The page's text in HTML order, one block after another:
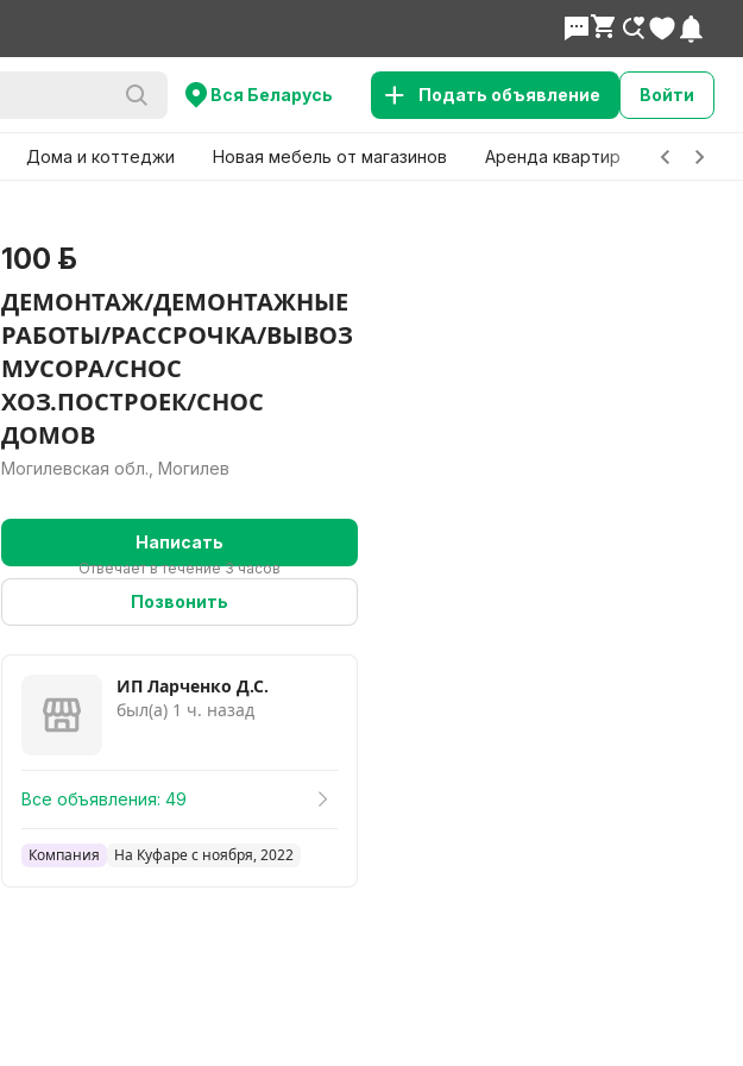
Вся Беларусь Подать объявление Войти
Дома и коттеджи Новая мебель от магазинов Аренда квартир Детские
100 р.
ДЕМОНТАЖ/ДЕМОНТАЖНЫЕ
РАБОТЫ/РАССРОЧКА/ВЫВОЗ
МУСОРА/СНОС
ХОЗ.ПОСТРОЕК/СНОС
ДОМОВ
Могилевская обл., Могилев
Написать
Отвечает в течение 3 часов
Позвонить
ИП Ларченко Д.С.
был(а) 1 ч. назад
Все объявления: 49
Компания На Куфаре с ноября, 2022